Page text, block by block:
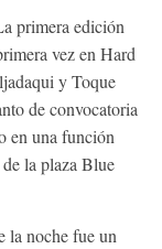
primera edición
vez en Hard
y Toque
de convocatoria
en una función
la plaza Blue
la noche fue un